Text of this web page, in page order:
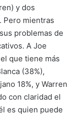
y dos
Pero mientras
problemas de
A Joe
que tiene más
(38%),
18%, y Warren
con claridad el
es quien puede